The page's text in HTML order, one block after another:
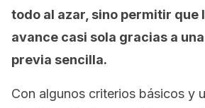
todo al azar, sino permitir que
avance casi sola gracias a
previa sencilla.
Con algunos criterios básicos y